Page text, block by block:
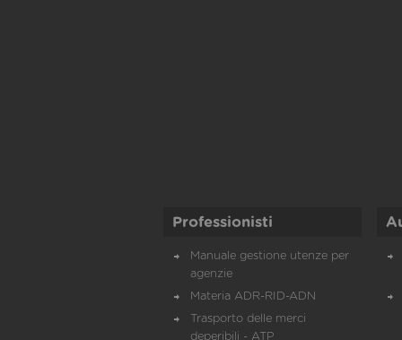
Professionisti
Manuale gestione utenze per
agenzie
Materia ADR-RID-ADN
Trasporto delle merci
deperibili - ATP